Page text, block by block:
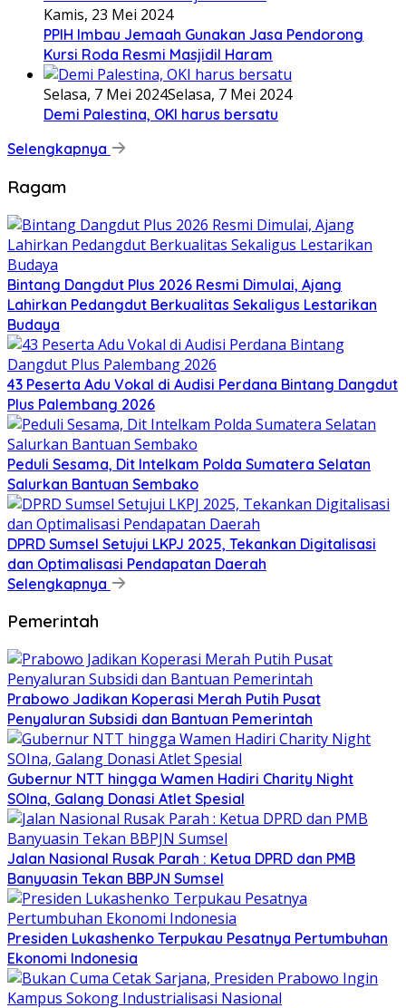
Kamis, 23 Mei 2024
PPIH Imbau Jemaah Gunakan Jasa Pendorong
Kursi Roda Resmi Masjidil Haram
Selasa, 7 Mei 2024Selasa, 7 Mei 2024
Demi Palestina, OKI harus bersatu
Selengkapnya
Ragam
Bintang Dangdut Plus 2026 Resmi Dimulai, Ajang
Lahirkan Pedangdut Berkualitas Sekaligus Lestarikan
Budaya
43 Peserta Adu Vokal di Audisi Perdana Bintang Dangdut
Plus Palembang 2026
Peduli Sesama, Dit Intelkam Polda Sumatera Selatan
Salurkan Bantuan Sembako
DPRD Sumsel Setujui LKPJ 2025, Tekankan Digitalisasi
dan Optimalisasi Pendapatan Daerah
Selengkapnya
Pemerintah
Prabowo Jadikan Koperasi Merah Putih Pusat
Penyaluran Subsidi dan Bantuan Pemerintah
Gubernur NTT hingga Wamen Hadiri Charity Night
SOIna, Galang Donasi Atlet Spesial
Jalan Nasional Rusak Parah : Ketua DPRD dan PMB
Banyuasin Tekan BBPJN Sumsel
Presiden Lukashenko Terpukau Pesatnya Pertumbuhan
Ekonomi Indonesia